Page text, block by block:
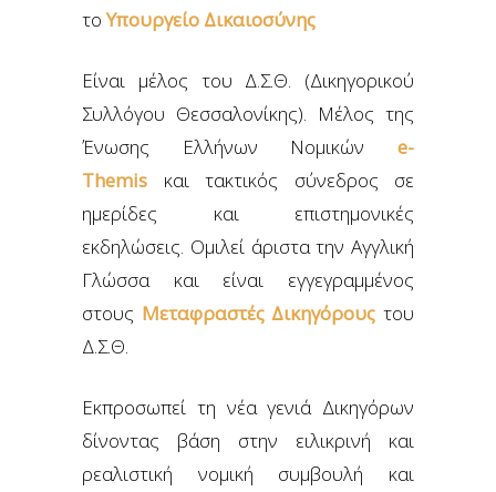
τοΥπουργείο Δικαιοσύνης
Είναι μέλος του Δ.Σ.Θ. (Δικηγορικού
Συλλόγου Θεσσαλονίκης). Μέλος της
Ένωσης Ελλήνων Νομικών
e-
Themis και τακτικός σύνεδρος σε
ημερίδες και επιστημονικές
εκδηλώσεις. Ομιλεί άριστα την Αγγλική
Γλώσσα και είναι εγγεγραμμένος
στους Μεταφραστές Δικηγόρους του
Δ.Σ.Θ.
Εκπροσωπεί τη νέα γενιά Δικηγόρων
δίνοντας βάση στην ειλικρινή και
ρεαλιστική νομική συμβουλή και